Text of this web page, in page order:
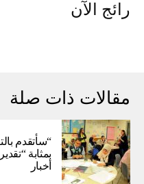
رائج الآن
مقالات ذات صلة
“سأتقدم
بمثابة
أخبار